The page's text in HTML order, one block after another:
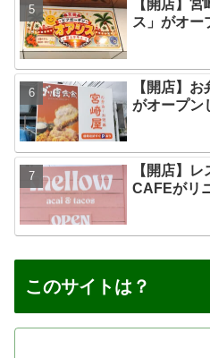
【開店】
ス」がオー
【開店】
がオープン
【開店】
CAFEがリ
このサイトは？